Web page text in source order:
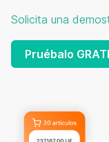
Solicita una
Pruébalo